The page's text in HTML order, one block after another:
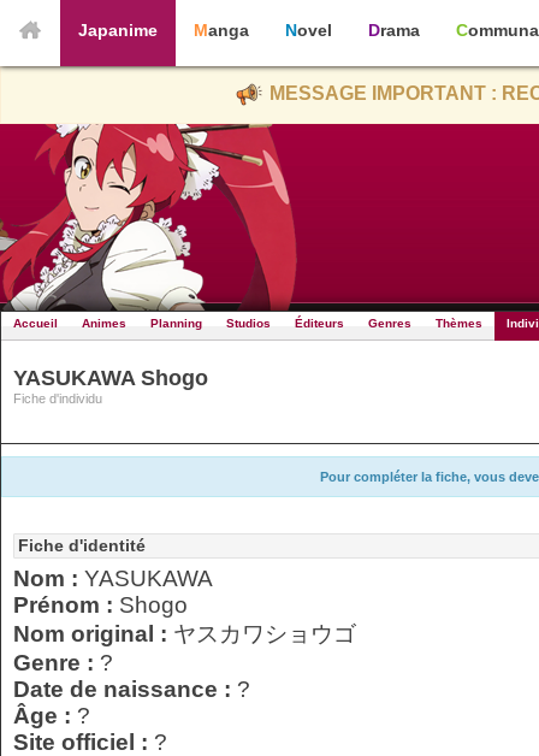
Japanime Manga Novel Drama
MESSAGE IMPORTANT :
Accueil Animes Planning Studios Éditeurs Genres Thèmes
YASUKAWA Shogo
Fiche d'individu
Pour compléter la fiche, vous
Fiche d'identité
Nom : YASUKAWA
Prénom : Shogo
Nom original : ヤスカワショウゴ
Genre : ?
Date de naissance : ?
Âge : ?
Site officiel : ?